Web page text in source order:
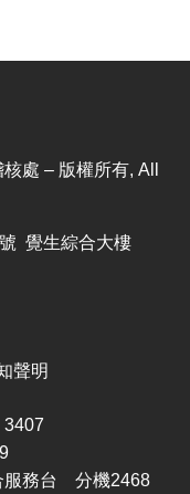
處 – 版權所有, All
覺生綜合大樓
聲明
服務台 分機2468